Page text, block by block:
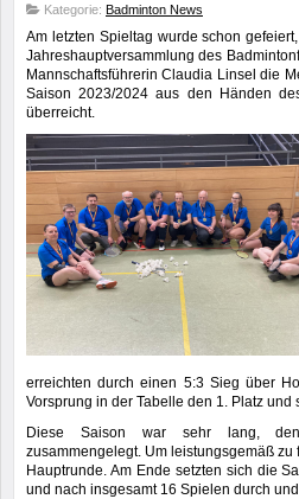
Kategorie: Badminton News
Am letzten Spieltag wurde schon
Jahreshauptversammlung des
Mannschaftsführerin Claudia Linsel die
Saison 2023/2024 aus den Händen
überreicht.
erreichten durch einen 5:3 Sieg über
Vorsprung in der Tabelle den 1. Platz und
Diese Saison war sehr lang,
zusammengelegt. Um leistungsgemäß zu
Hauptrunde. Am Ende setzten sich die
und nach insgesamt 16 Spielen durch